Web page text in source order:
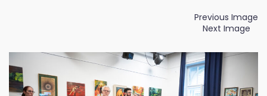
Previous Image
Next Image